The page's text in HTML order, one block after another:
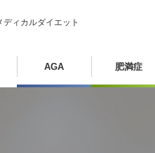
ディカルダイエット
AGA 肥満症